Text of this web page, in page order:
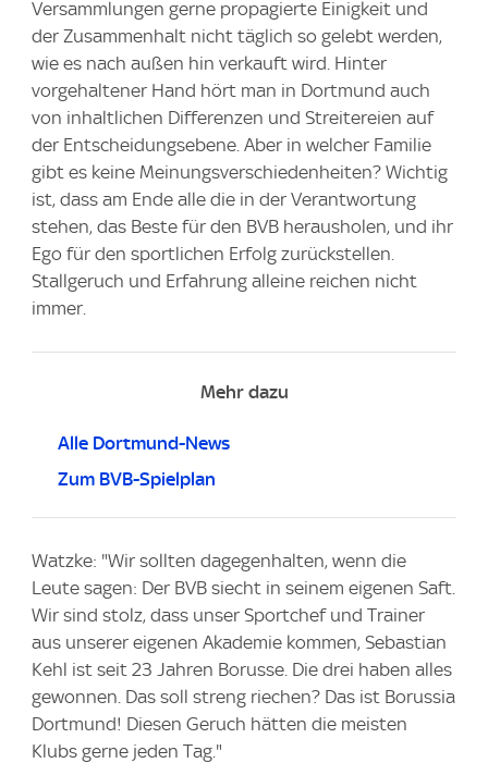
Versammlungen gerne propagierte Einigkeit und
der Zusammenhalt nicht täglich so gelebt werden,
wie es nach außen hin verkauft wird. Hinter
vorgehaltener Hand hört man in Dortmund auch
von inhaltlichen Differenzen und Streitereien auf
der Entscheidungsebene. Aber in welcher Familie
gibt es keine Meinungsverschiedenheiten? Wichtig
ist, dass am Ende alle die in der Verantwortung
stehen, das Beste für den BVB herausholen, und ihr
Ego für den sportlichen Erfolg zurückstellen.
Stallgeruch und Erfahrung alleine reichen nicht
immer.
Mehr dazu
Alle Dortmund-News
Zum BVB-Spielplan
Watzke: "Wir sollten dagegenhalten, wenn die
Leute sagen: Der BVB siecht in seinem eigenen Saft.
Wir sind stolz, dass unser Sportchef und Trainer
aus unserer eigenen Akademie kommen, Sebastian
Kehl ist seit 23 Jahren Borusse. Die drei haben alles
gewonnen. Das soll streng riechen? Das ist Borussia
Dortmund! Diesen Geruch hätten die meisten
Klubs gerne jeden Tag."